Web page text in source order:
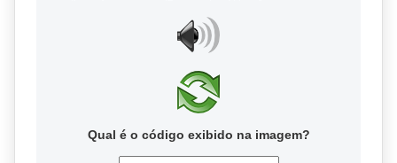
Qual é o código exibido na imagem?